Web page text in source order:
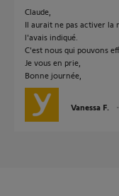
Claude,
Il aurait ne pas activer la
l'avais indiqué.
C'est nous qui pouvons
Je vous en prie,
Bonne journée,
Vanessa F.